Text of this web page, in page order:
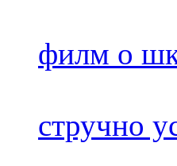
филм о
стручно